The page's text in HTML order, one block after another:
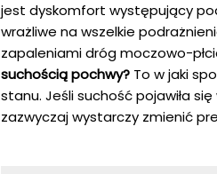
jest dyskomfort występujący
wrażliwe na wszelkie
zapaleniami dróg moczowo-
suchością pochwy? To w jaki
stanu. Jeśli suchość pojawiła
zazwyczaj wystarczy zmienić